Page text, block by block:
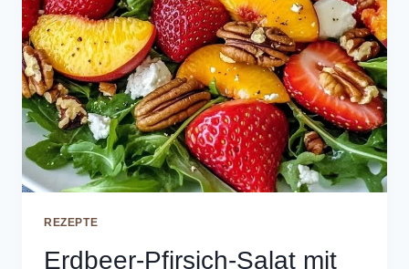
REZEPTE
Erdbeer-Pfirsich-Salat mit